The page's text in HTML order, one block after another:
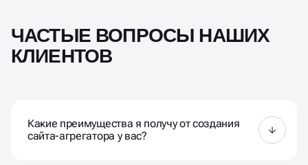
ЧАСТЫЕ ВОПРОСЫ НАШИХ
КЛИЕНТОВ
Какие преимущества я получу от создания
сайта-агрегатора у вас?